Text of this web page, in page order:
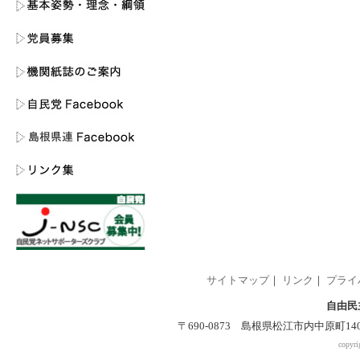
サイトマップ｜ リンク プラ
自由
〒690-0873 島根県松江市内中原町